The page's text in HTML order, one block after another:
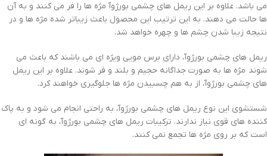
می باشد. علاوه بر این ریمل های چشمی بورژوآ مژه ها را فر می کنند و به آن
ها حالت می دهند. به این ترتیب این محصول باعث زیباتر شده مژه ها و در
نتیجه زیبا شدن چشم ها و چهره خواهد شد.
ریمل های چشمی بورژوآ، دارای برس مویی ویژه ای می باشند که باعث می
شوند مژه ها به صورت جداگانه حجیم و بلند و فر شوند. علاوه بر این ریمل
های چشمی بورژوآ، از به هم چسبیدن مژه ها جلوگیری خواهند کرد.
شستشوی این نوع ریمل های چشمی بورژوآ، به راحتی انجام می شود و به پاک
کننده های قوی نیاز ندارند. ترکیبات ریمل های چشمی بورژوآ، به گونه ای
است که بر روی مژه ها تجمع نمی کنند.